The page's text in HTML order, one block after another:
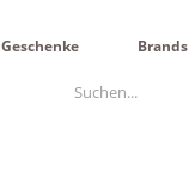
Geschenke Brands